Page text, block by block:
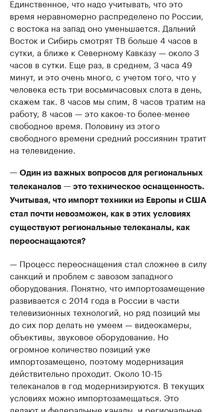
Единственное, что надо учитывать, что это
время неравномерно распределено по России,
с востока на запад оно уменьшается. Дальний
Восток и Сибирь смотрят ТВ больше 4 часов в
сутки, а ближе к Северному Кавказу — около 3
часов в сутки. Еще раз, в среднем, 3 часа 49
минут, и это очень много, с учетом того, что у
человека есть три восьмичасовых слота в день,
скажем так. 8 часов мы спим, 8 часов тратим на
работу, 8 часов — это какое-то более-менее
свободное время. Половину из этого
свободного времени средний россиянин тратит
на телевидение.
— Один из важных вопросов для региональных
телеканалов — это техническое оснащенность.
Учитывая, что импорт техники из Европы и США
стал почти невозможен, как в этих условиях
существуют региональные телеканалы, как
переоснащаются?
— Процесс переоснащения стал сложнее в силу
санкций и проблем с завозом западного
оборудования. Понятно, что импортозамещение
развивается с 2014 года в России в части
телевизионных технологий, но ряд позиций мы
до сих пор делать не умеем — видеокамеры,
объективы, звуковое оборудование. Но
огромное количество позиций уже
импортозамещено, поэтому модернизация
действительно проходит. Около 10-15
телеканалов в год модернизируются. В текущих
условиях можно импортозамещаться. Это
делают и федеральные каналы, и региональные.